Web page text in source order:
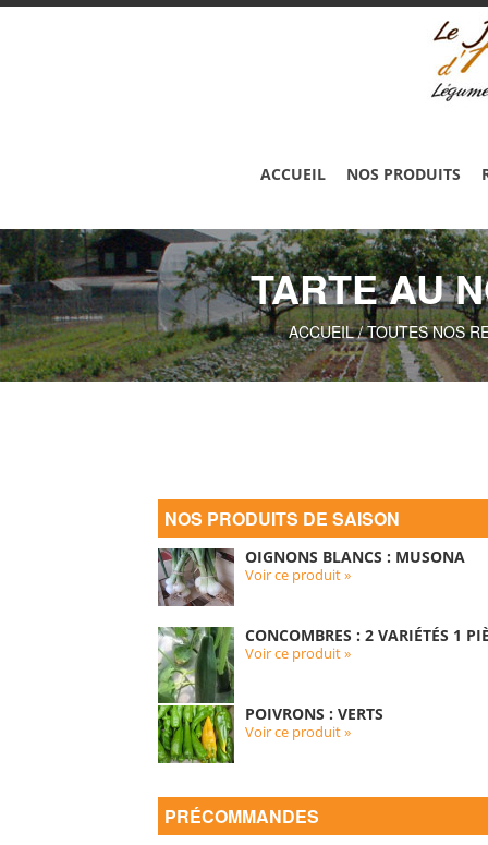
ACCUEIL NOS PRODUITS
TARTE AU
ACCUEIL/TOUTES NOS
NOS PRODUITS DE SAISON
OIGNONS BLANCS : MUSONA
Voir ce produit »
CONCOMBRES : 2 VARIÉTÉS 1
Voir ce produit »
POIVRONS : VERTS
Voir ce produit »
PRÉCOMMANDES